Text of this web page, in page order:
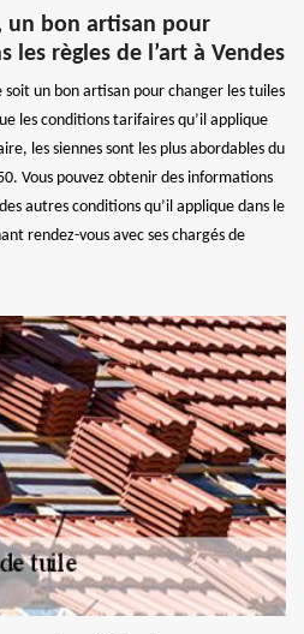
un bon artisan pour
les règles de l’art à Vendes
un bon artisan pour changer les tuiles
les conditions tarifaires qu’il applique
les siennes sont les plus abordables du
Vous pouvez obtenir des informations
autres conditions qu’il applique dans le
rendez-vous avec ses chargés de